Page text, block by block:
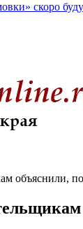
скоро
объяснили,